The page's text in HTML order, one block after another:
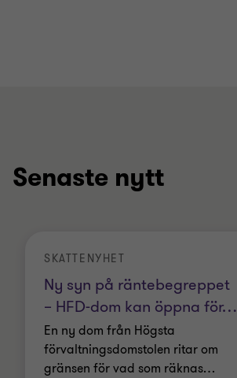
Senaste nytt
Ny syn på räntebegreppet
– HFD-dom kan öppna för…
SKATTENYHET
En ny dom från Högsta
förvaltningsdomstolen ritar om
gränsen för vad som räknas…